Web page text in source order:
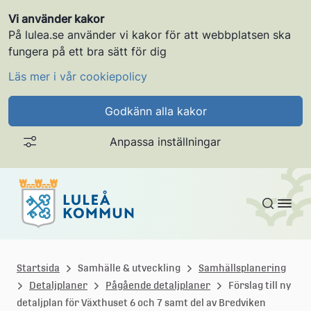
Vi använder kakor
På lulea.se använder vi kakor för att webbplatsen ska
fungera på ett bra sätt för dig
Läs mer i vår cookiepolicy
Godkänn alla kakor
Anpassa inställningar
Gå till innehållet
u
l
Startsida Samhälle & utveckling
Samhällsplanering
Detaljplaner
Pågående detaljplaner
Förslag till ny
detaljplan för Växthuset 6 och 7 samt del av Bredviken